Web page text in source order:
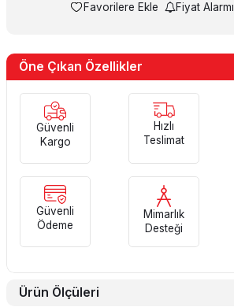
Favorilere Ekle Fiyat Alarmı
Öne Çıkan Özellikler
Güvenli
Kargo
Hızlı
Teslimat
Güvenli
Ödeme
Mimarlık
Desteği
Ürün Ölçüleri